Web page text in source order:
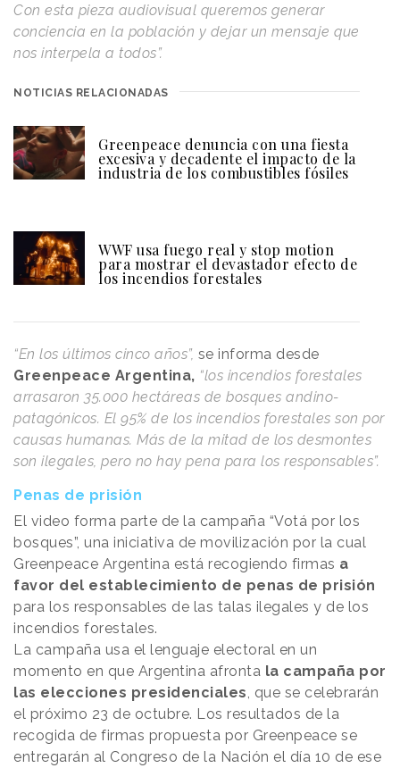
Con esta pieza audiovisual queremos generar
conciencia en la población y dejar un mensaje que
nos interpela a todos”.
NOTICIAS RELACIONADAS
Greenpeace denuncia con una fiesta
excesiva y decadente el impacto de la
industria de los combustibles fósiles
WWF usa fuego real y stop motion
para mostrar el devastador efecto de
los incendios forestales
“En los últimos cinco años”, se informa desde
Greenpeace Argentina, “los incendios forestales
arrasaron 35.000 hectáreas de bosques andino-
patagónicos. El 95% de los incendios forestales son por
causas humanas. Más de la mitad de los desmontes
son ilegales, pero no hay pena para los responsables”.
Penas de prisión
El video forma parte de la campaña “Votá por los
bosques”, una iniciativa de movilización por la cual
Greenpeace Argentina está recogiendo firmas a
favor del establecimiento de penas de prisión
para los responsables de las talas ilegales y de los
incendios forestales.
La campaña usa el lenguaje electoral en un
momento en que Argentina afronta la campaña por
las elecciones presidenciales, que se celebrarán
el próximo 23 de octubre. Los resultados de la
recogida de firmas propuesta por Greenpeace se
entregarán al Congreso de la Nación el día 10 de ese